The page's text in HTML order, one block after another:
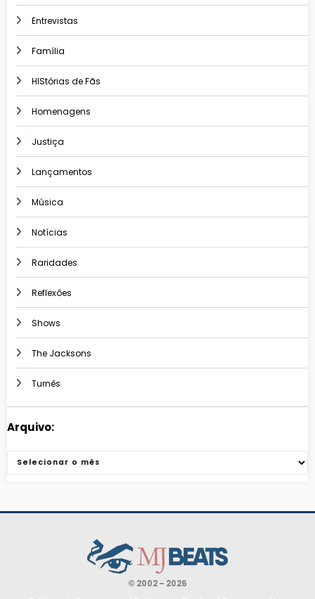
Entrevistas
Família
HIStórias de Fãs
Homenagens
Justiça
Lançamentos
Música
Notícias
Raridades
Reflexões
Shows
The Jacksons
Turnês
Arquivo:
Arquivos
© 2002 – 2026